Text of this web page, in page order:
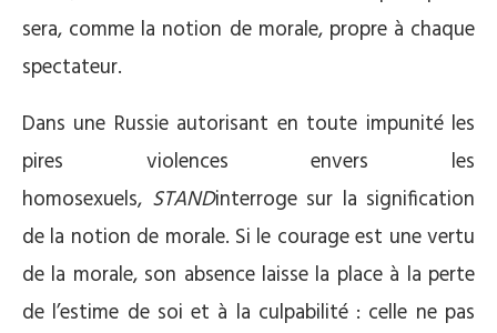
sera, comme la notion de morale, propre à chaque
spectateur.
Dans une Russie autorisant en toute impunité les
pires violences envers les
homosexuels, STANDinterroge sur la signification
de la notion de morale. Si le courage est une vertu
de la morale, son absence laisse la place à la perte
de l’estime de soi et à la culpabilité : celle ne pas